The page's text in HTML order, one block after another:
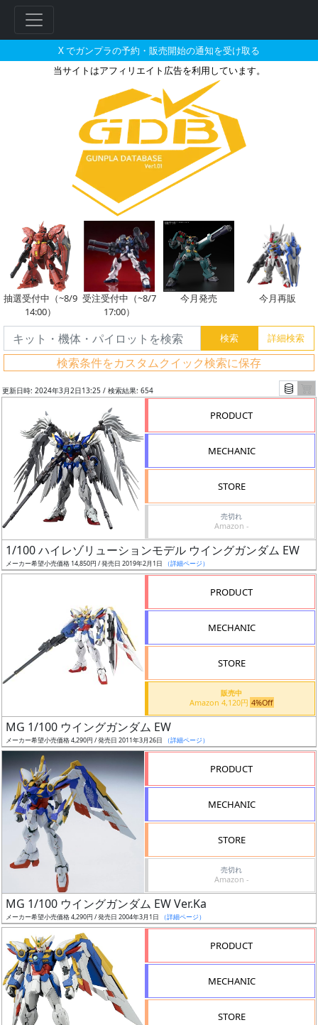
X でガンプラの予約・販売開始の通知を受け取る
当サイトはアフィリエイト広告を利用しています。
1/100 ハイレゾリューションモ
抽選受付中（~8/9
14:00）
受注受付中（~8/7
17:00）
今月発売 今月再販
検索条件をカスタムクイック検索に保存
フ
リ
グ
レ
ー
ド
ー
ル
成
形
色
更新日時: 2024年3月2日13:25 / 検索結果: 654
PRODUCT
MECHANIC
STORE
売切れ
Amazon -
1/100 ハイレゾリューションモデル ウイングガンダム EW
メーカー希望小売価格 14,850円 / 発売日 2019年2月1日 （詳細ページ）
PRODUCT
MECHANIC
STORE
販売中
Amazon 4,120円 4%Off
MG 1/100 ウイングガンダム EW
メーカー希望小売価格 4,290円 / 発売日 2011年3月26日 （詳細ページ）
PRODUCT
MECHANIC
STORE
売切れ
Amazon -
MG 1/100 ウイングガンダム EW Ver.Ka
メーカー希望小売価格 4,290円 / 発売日 2004年3月1日 （詳細ページ）
PRODUCT
MECHANIC
STORE